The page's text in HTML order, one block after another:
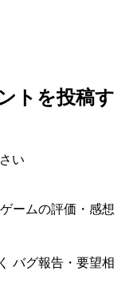
トを投稿す
い
ゲームの評価・感想
バグ報告・要望相